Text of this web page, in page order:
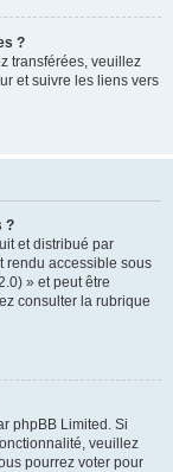
?
transférées, veuillez
et suivre les liens vers
?
et distribué par
rendu accessible sous
» et peut être
consulter la rubrique
phpBB Limited. Si
veuillez
pourrez voter pour